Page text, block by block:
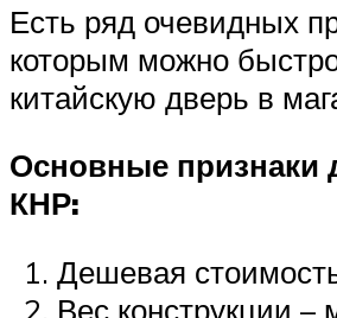
Есть ряд очевидных
которым можно
китайскую дверь в
Основные признаки
КНР:
Дешевая
Вес конструкции –